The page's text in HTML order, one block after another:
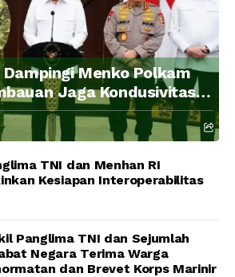
Menko Polkam
Jaga Kondusivitas
TNI dan Menhan RI
Kesiapan Interoperabilitas
Panglima TNI dan Sejumlah
Negara Terima Warga
dan Brevet Korps Marinir